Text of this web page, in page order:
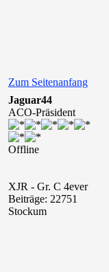
Zum Seitenanfang
Jaguar44
ACO-Präsident
Offline
XJR - Gr. C 4ever
Beiträge: 22751
Stockum